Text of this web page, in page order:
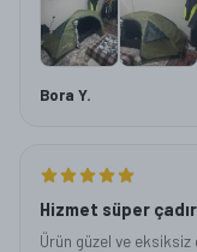
Bora Y.
Hizmet süper
Ürün güzel ve eksiksiz